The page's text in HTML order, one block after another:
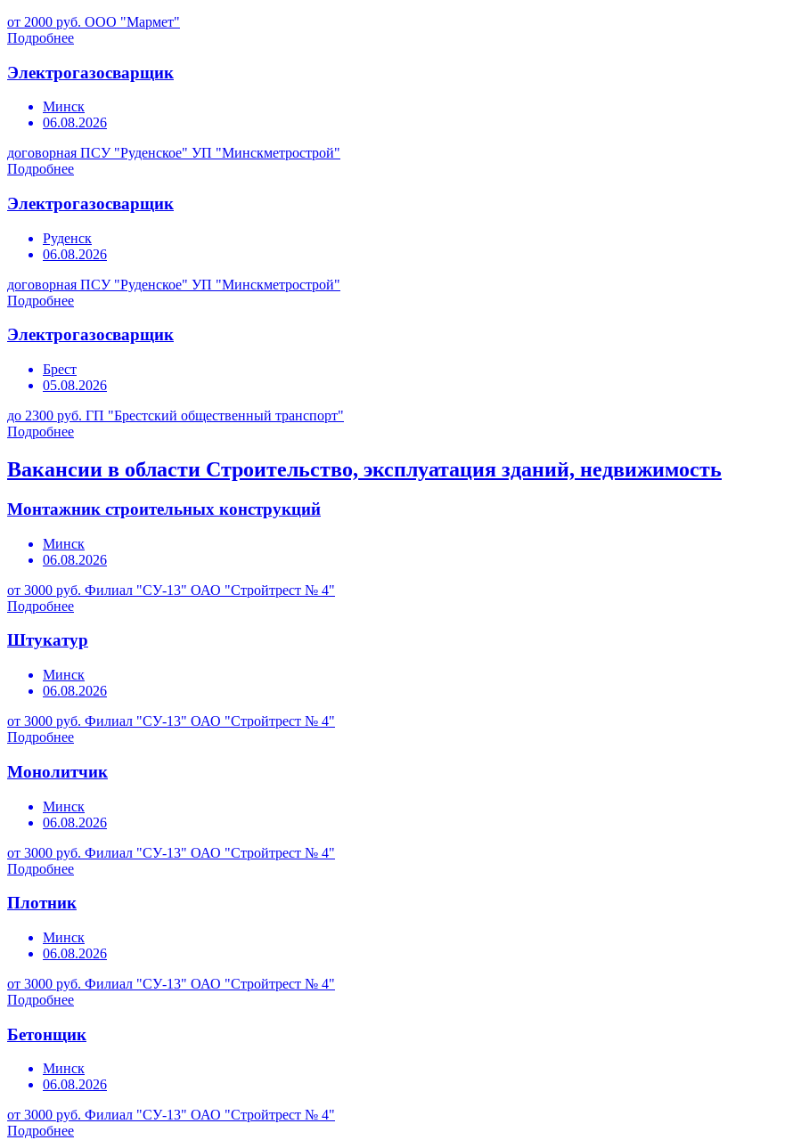
от 2000 руб. ООО "Мармет"
Подробнее
Электрогазосварщик
Минск
06.08.2026
договорная ПСУ "Руденское" УП "Минскметрострой"
Подробнее
Электрогазосварщик
Руденск
06.08.2026
договорная ПСУ "Руденское" УП "Минскметрострой"
Подробнее
Электрогазосварщик
Брест
05.08.2026
до 2300 руб. ГП "Брестский общественный транспорт"
Подробнее
Вакансии в области Строительство, эксплуатация зданий, недвижимость
Монтажник строительных конструкций
Минск
06.08.2026
от 3000 руб. Филиал "СУ-13" ОАО "Стройтрест № 4"
Подробнее
Штукатур
Минск
06.08.2026
от 3000 руб. Филиал "СУ-13" ОАО "Стройтрест № 4"
Подробнее
Монолитчик
Минск
06.08.2026
от 3000 руб. Филиал "СУ-13" ОАО "Стройтрест № 4"
Подробнее
Плотник
Минск
06.08.2026
от 3000 руб. Филиал "СУ-13" ОАО "Стройтрест № 4"
Подробнее
Бетонщик
Минск
06.08.2026
от 3000 руб. Филиал "СУ-13" ОАО "Стройтрест № 4"
Подробнее